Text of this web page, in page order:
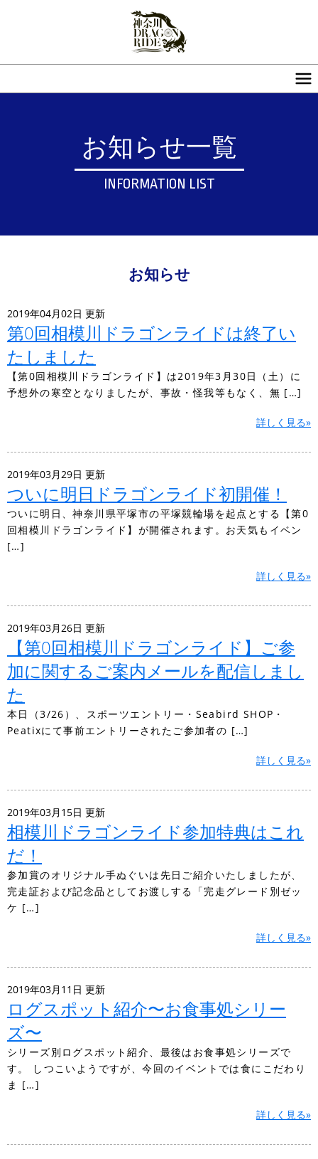
お知らせ一覧
INFORMATION LIST
お知らせ
2019年04月02日 更新
第0回相模川ドラゴンライドは終了い
たしました
【第0回相模川ドラゴンライド】は2019年3月30日（土）に
予想外の寒空となりましたが、事故・怪我等もなく、無 […]
詳しく見る»
2019年03月29日 更新
ついに明日ドラゴンライド初開催！
ついに明日、神奈川県平塚市の平塚競輪場を起点とする【第0
回相模川ドラゴンライド】が開催されます。お天気もイベン
[…]
詳しく見る»
2019年03月26日 更新
【第0回相模川ドラゴンライド】ご参
加に関するご案内メールを配信しまし
た
本日（3/26）、スポーツエントリー・Seabird SHOP・
Peatixにて事前エントリーされたご参加者の […]
詳しく見る»
2019年03月15日 更新
相模川ドラゴンライド参加特典はこれ
だ！
参加賞のオリジナル手ぬぐいは先日ご紹介いたしましたが、
完走証および記念品としてお渡しする「完走グレード別ゼッ
ケ […]
詳しく見る»
2019年03月11日 更新
ログスポット紹介〜お食事処シリー
ズ〜
シリーズ別ログスポット紹介、最後はお食事処シリーズで
す。 しつこいようですが、今回のイベントでは食にこだわり
ま […]
詳しく見る»